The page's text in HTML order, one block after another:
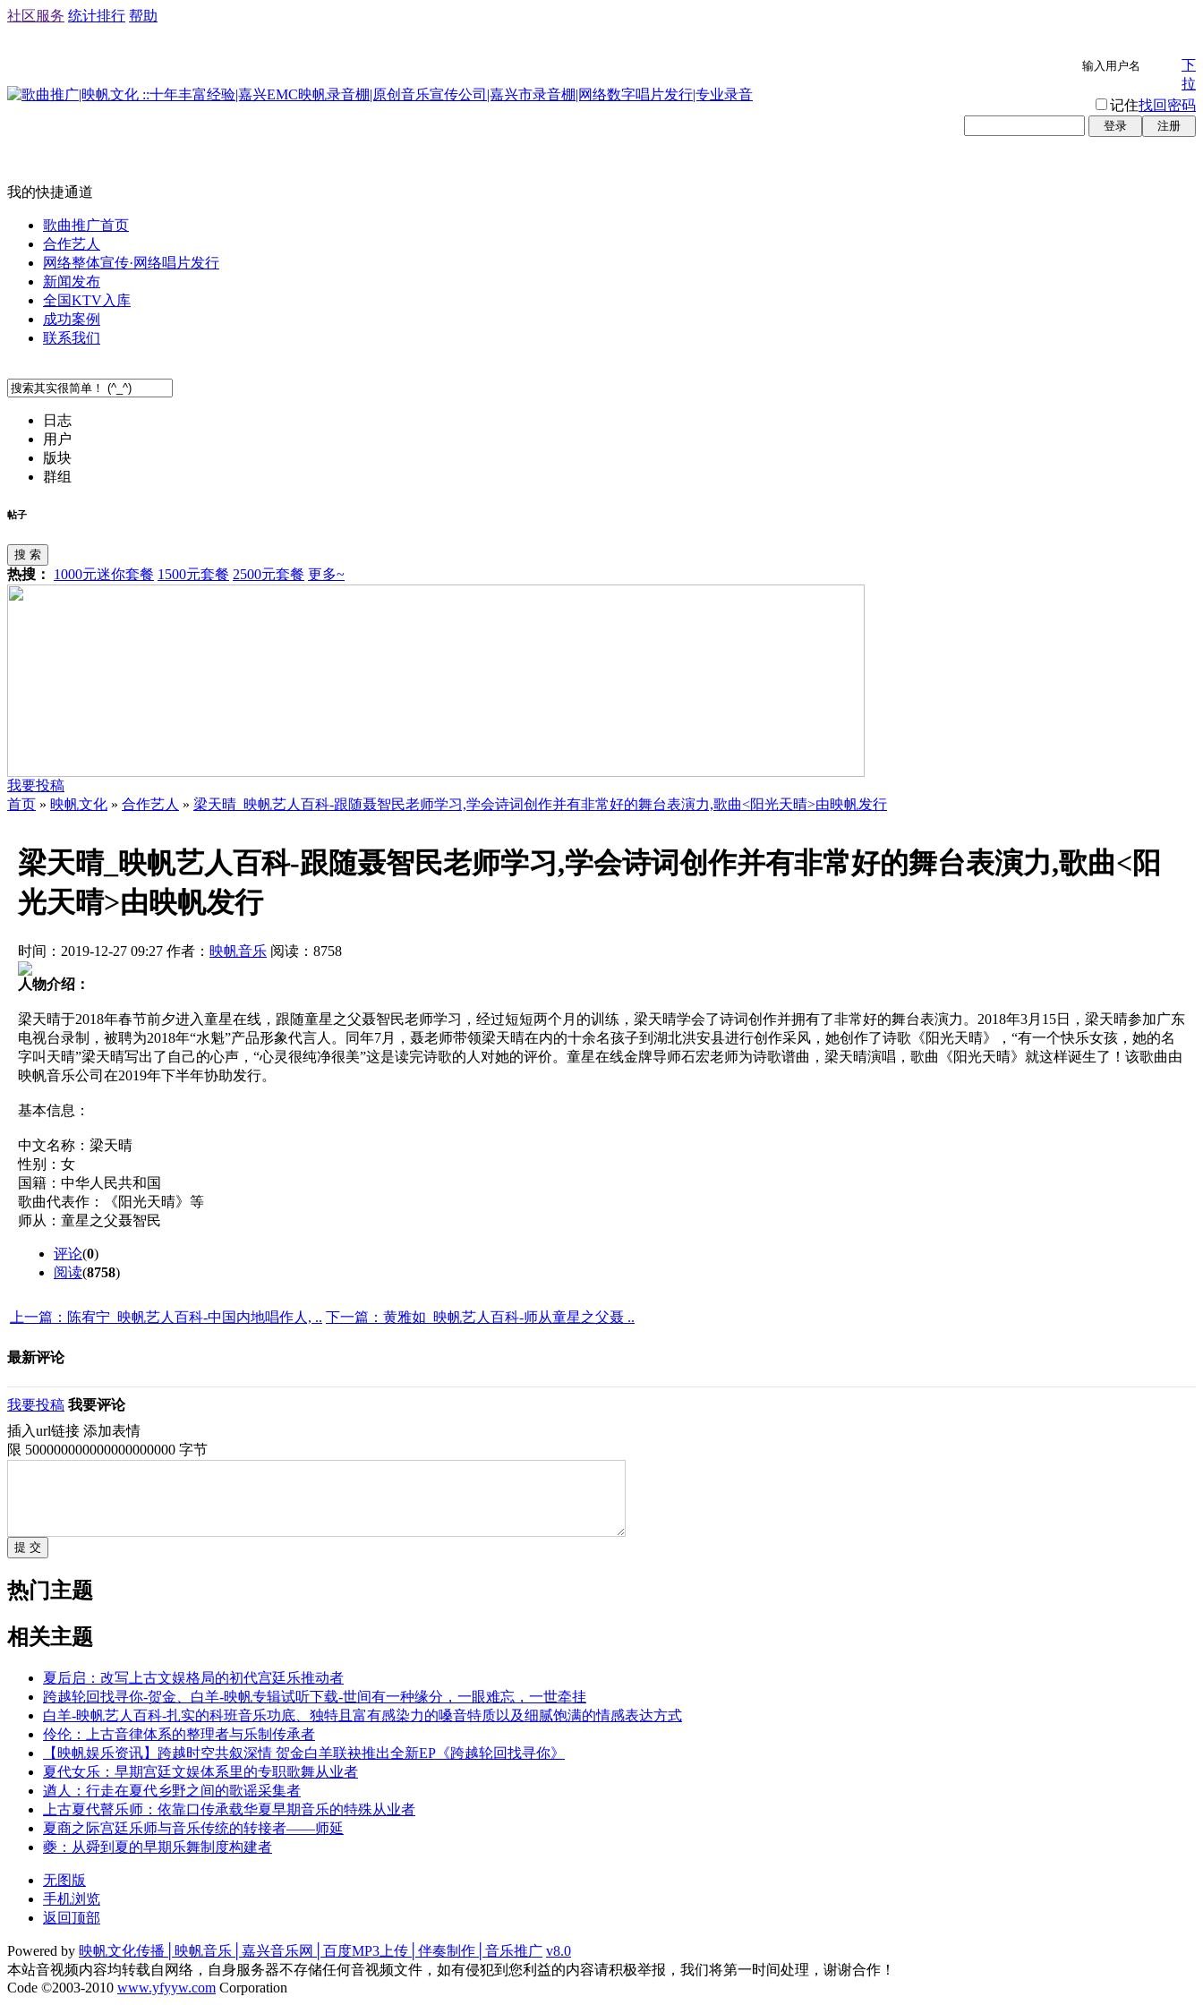
社区服务 统计排行 帮助
下
拉
记住找回密码
登录 注册
我的快捷通道
歌曲推广首页
合作艺人
网络整体宣传·网络唱片发行
新闻发布
全国KTV入库
成功案例
联系我们
日志
用户
版块
群组
帖子
搜 索
热搜： 1000元迷你套餐 1500元套餐 2500元套餐 更多~
我要投稿
首页 » 映帆文化 » 合作艺人 » 梁天晴_映帆艺人百科-跟随聂智民老师学习,学会诗词创作并有非常好的舞台表演力,歌曲<阳光天晴>由映帆发行
梁天晴_映帆艺人百科-跟随聂智民老师学习,学会诗词创作并有非常好的舞台表演力,歌曲<阳
光天晴>由映帆发行
时间：2019-12-27 09:27 作者： 映帆音乐 阅读： 8758
人物介绍：
梁天晴于2018年春节前夕进入童星在线，跟随童星之父聂智民老师学习，经过短短两个月的训练，梁天晴学会了诗词创作并拥有了非常好的舞台表演力。2018年3月15日，梁天晴参加广东
电视台录制，被聘为2018年“水魁”产品形象代言人。同年7月，聂老师带领梁天晴在内的十余名孩子到湖北洪安县进行创作采风，她创作了诗歌《阳光天晴》，“有一个快乐女孩，她的名
字叫天晴”梁天晴写出了自己的心声，“心灵很纯净很美”这是读完诗歌的人对她的评价。童星在线金牌导师石宏老师为诗歌谱曲，梁天晴演唱，歌曲《阳光天晴》就这样诞生了！该歌曲由
映帆音乐公司在2019年下半年协助发行。
基本信息：
中文名称：梁天晴
性别：女
国籍：中华人民共和国
歌曲代表作：《阳光天晴》等
师从：童星之父聂智民
评论(0)
阅读(8758)
上一篇：陈宥宁_映帆艺人百科-中国内地唱作人, .. 下一篇：黄雅如_映帆艺人百科-师从童星之父聂 ..
最新评论
我要投稿 我要评论
插入url链接 添加表情
限 500000000000000000000 字节
热门主题
相关主题
夏后启：改写上古文娱格局的初代宫廷乐推动者
跨越轮回找寻你-贺金、白羊-映帆专辑试听下载-世间有一种缘分，一眼难忘，一世牵挂
白羊-映帆艺人百科-扎实的科班音乐功底、独特且富有感染力的嗓音特质以及细腻饱满的情感表达方式
伶伦：上古音律体系的整理者与乐制传承者
【映帆娱乐资讯】跨越时空共叙深情 贺金白羊联袂推出全新EP《跨越轮回找寻你》
夏代女乐：早期宫廷文娱体系里的专职歌舞从业者
遒人：行走在夏代乡野之间的歌谣采集者
上古夏代瞽乐师：依靠口传承载华夏早期音乐的特殊从业者
夏商之际宫廷乐师与音乐传统的转接者——师延
夔：从舜到夏的早期乐舞制度构建者
无图版
手机浏览
返回顶部
Powered by 映帆文化传播│映帆音乐│嘉兴音乐网│百度MP3上传│伴奏制作│音乐推广 v8.0
本站音视频内容均转载自网络，自身服务器不存储任何音视频文件，如有侵犯到您利益的内容请积极举报，我们将第一时间处理，谢谢合作！
Code ©2003-2010 www.yfyyw.com Corporation